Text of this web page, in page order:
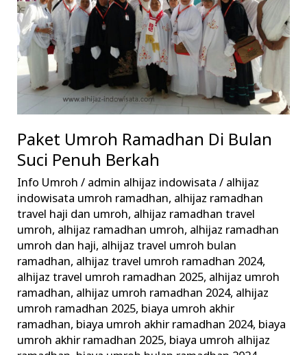
Paket Umroh Ramadhan Di Bulan
Suci Penuh Berkah
Info Umroh / admin alhijaz indowisata/ alhijaz
indowisata umroh ramadhan, alhijaz ramadhan
travel haji dan umroh, alhijaz ramadhan travel
umroh, alhijaz ramadhan umroh, alhijaz ramadhan
umroh dan haji, alhijaz travel umroh bulan
ramadhan, alhijaz travel umroh ramadhan 2024,
alhijaz travel umroh ramadhan 2025, alhijaz umroh
ramadhan, alhijaz umroh ramadhan 2024, alhijaz
umroh ramadhan 2025, biaya umroh akhir
ramadhan, biaya umroh akhir ramadhan 2024, biaya
umroh akhir ramadhan 2025, biaya umroh alhijaz
Suci
Penuh
Berkah